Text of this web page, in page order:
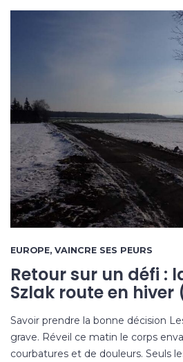
EUROPE, VAINCRE SES PEURS
Retour sur un défi :
Szlak route en hiver
Savoir prendre la bonne décision
grave. Réveil ce matin le corps
courbatures et de douleurs. Seuls